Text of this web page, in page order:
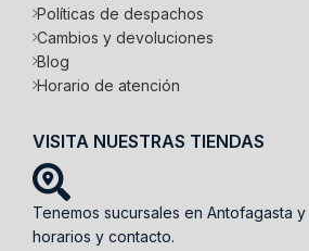
Políticas de despachos
Cambios y devoluciones
Blog
Horario de atención
VISITA NUESTRAS TIENDAS
Tenemos sucursales en Antofagasta
horarios y contacto.